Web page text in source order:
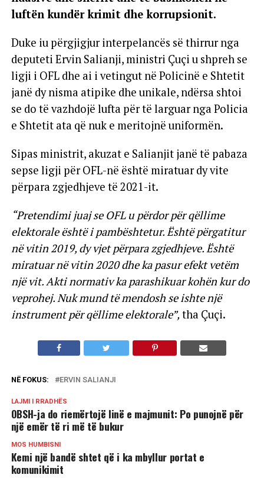
luftën kundër krimit dhe korrupsionit.
Duke iu përgjigjur interpelancës së thirrur nga
deputeti Ervin Salianji, ministri Çuçi u shpreh se
ligji i OFL dhe ai i vetingut në Policinë e Shtetit
janë dy nisma atipike dhe unikale, ndërsa shtoi
se do të vazhdojë lufta për të larguar nga Policia
e Shtetit ata që nuk e meritojnë uniformën.
Sipas ministrit, akuzat e Salianjit janë të pabaza
sepse ligji për OFL-në është miratuar dy vite
përpara zgjedhjeve të 2021-it.
“Pretendimi juaj se OFL u përdor për qëllime
elektorale është i pambështetur. Është përgatitur
në vitin 2019, dy vjet përpara zgjedhjeve. Është
miratuar në vitin 2020 dhe ka pasur efekt vetëm
një vit. Akti normativ ka parashikuar kohën kur do
veprohej. Nuk mund të mendosh se ishte një
instrument për qëllime elektorale”, tha Çuçi.
NË FOKUS: ERVIN SALIANJI
LAJMI I RRADHËS
OBSH-ja do riemërtojë linë e majmunit: Po punojnë për
një emër të ri më të bukur
MOS HUMBISNI
Kemi një bandë shtet që i ka mbyllur portat e
komunikimit